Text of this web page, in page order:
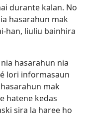
durante kalan. No
hasarahun mak
han, liuliu bainhira
nia hasarahun nia
lori informasaun
mak
hatene kedas
sira la haree ho